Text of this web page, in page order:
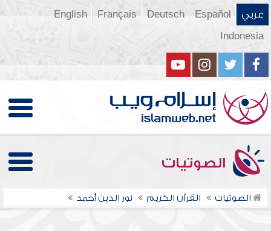
عربي Español
Deutsch
Français
English
Indonesia
الصوتيات
الصوتيات القرآن الكريم نور الدين أحمد